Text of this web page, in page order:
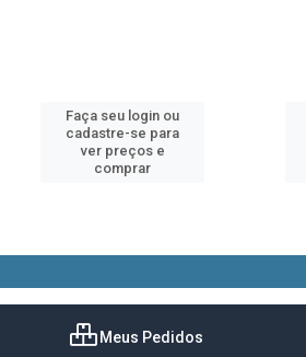
Faça seu login ou
cadastre-se para
ver preços e
comprar
Meus Pedidos